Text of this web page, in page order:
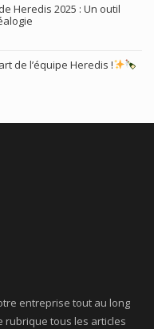
Heredis 2025 : Un outil
de l’équipe Heredis !
entreprise tout au long
rubrique tous les articles